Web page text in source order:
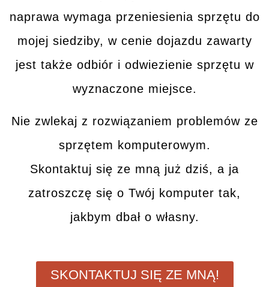
naprawa wymaga przeniesienia sprzętu do
mojej siedziby, w cenie dojazdu zawarty
jest także odbiór i odwiezienie sprzętu w
wyznaczone miejsce.
Nie zwlekaj z rozwiązaniem problemów ze
sprzętem komputerowym.
Skontaktuj się ze mną już dziś, a ja
zatroszczę się o Twój komputer tak,
jakbym dbał o własny.
SKONTAKTUJ SIĘ ZE MNĄ!